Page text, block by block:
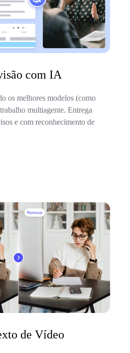
com IA
os melhores modelos (como
multiagente. Entrega
e com reconhecimento de
de Vídeo